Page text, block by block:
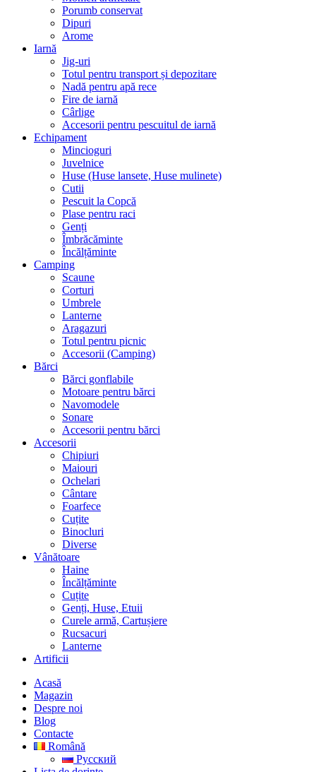
Porumb conservat
Dipuri
Arome
Iarnă
Jig-uri
Totul pentru transport și depozitare
Nadă pentru apă rece
Fire de iarnă
Cârlige
Accesorii pentru pescuitul de iarnă
Echipament
Mincioguri
Juvelnice
Huse (Huse lansete, Huse mulinete)
Cutii
Pescuit la Copcă
Plase pentru raci
Genți
Îmbrăcăminte
Încălțăminte
Camping
Scaune
Corturi
Umbrele
Lanterne
Aragazuri
Totul pentru picnic
Accesorii (Camping)
Bărci
Bărci gonflabile
Motoare pentru bărci
Navomodele
Sonare
Accesorii pentru bărci
Accesorii
Chipiuri
Maiouri
Ochelari
Cântare
Foarfece
Cuțite
Binocluri
Diverse
Vânătoare
Haine
Încălțăminte
Cuțite
Genți, Huse, Etuii
Curele armă, Cartușiere
Rucsacuri
Lanterne
Artificii
Acasă
Magazin
Despre noi
Blog
Contacte
Română
Русский